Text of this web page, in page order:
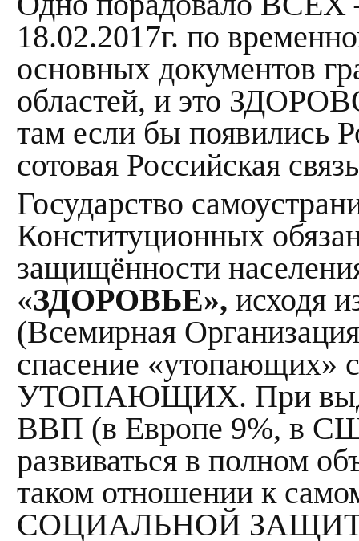
18.02.2017г. по
основных документов
областей, и это
там если бы появились
сотовая Российская
Государство
Конституционных
защищённости
«ЗДОРОВЬЕ», исходя
(Всемирная
спасение «утопающих»
УТОПАЮЩИХ. При
ВВП (в Европе 9%, в
развиваться в полном
таком отношении к
СОЦИАЛЬНОЙ ЗАЩИТЕ